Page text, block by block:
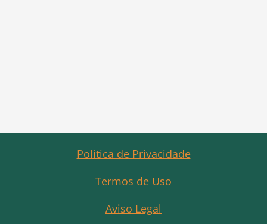
Política de Privacidade
Termos de Uso
Aviso Legal